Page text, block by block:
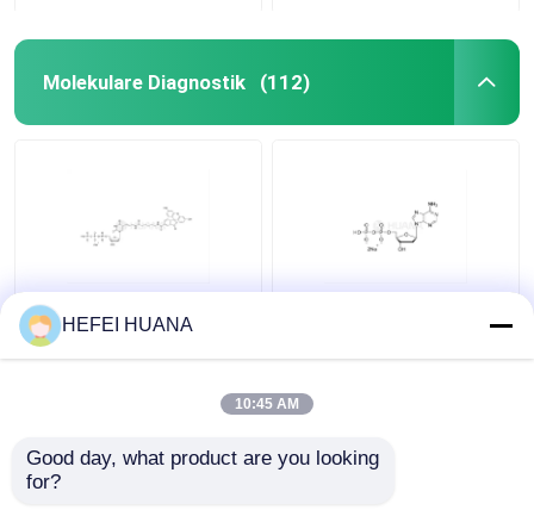
Molekulare Diagnostik (112)
Fluorescein-12-dUTP
1mM Natriumlösung
HEFEI HUANA
10:45 AM
Good day, what product are you looking
for?